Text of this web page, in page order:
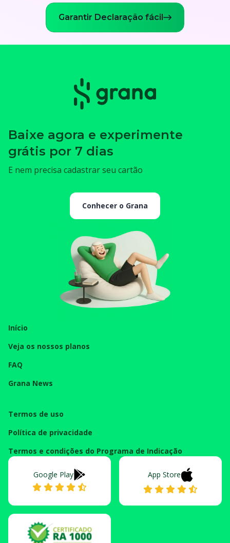
Garantir Declaração fácil
Baixe agora e experimente
grátis por 7 dias
E nem precisa cadastrar seu cartão
Conhecer o Grana
Início
Veja os nossos planos
FAQ
Grana News
Termos de uso
Política de privacidade
Termos e condições do Programa de Indicação
Google Play App Store